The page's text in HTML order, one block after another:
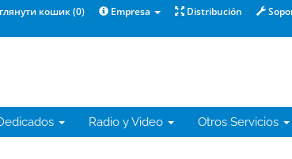
кошик (0) Empresa Distribución
Radio y Video Otros Servicios